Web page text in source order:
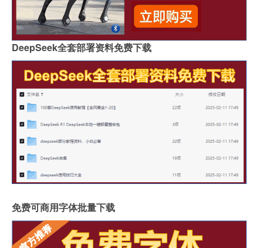
DeepSeek全套部署资料免费下载
免费可商用字体批量下载